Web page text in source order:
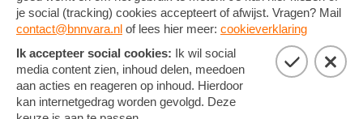
OVERZICHT
ARTIKELEN
FOTO'S
FORUM
NIEUWSBRIEF